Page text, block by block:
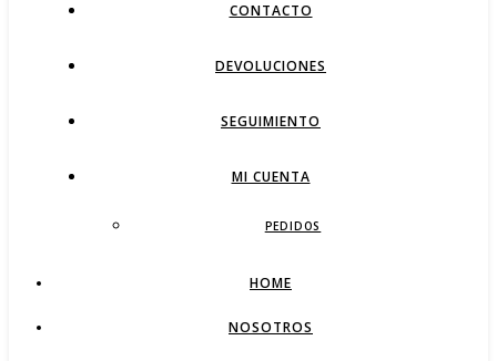
CONTACTO
DEVOLUCIONES
SEGUIMIENTO
MI CUENTA
PEDIDOS
HOME
NOSOTROS